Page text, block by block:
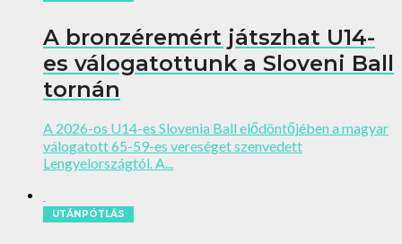
A bronzéremért játszhat U14-
es válogatottunk a Sloveni Ball
tornán
A 2026-os U14-es Slovenia Ball elődöntőjében a magyar
válogatott 65-59-es vereséget szenvedett
Lengyelországtól. A...
UTÁNPÓTLÁS